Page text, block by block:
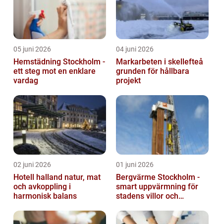
05 juni 2026
Hemstädning Stockholm -
ett steg mot en enklare
vardag
04 juni 2026
Markarbeten i skellefteå
grunden för hållbara
projekt
02 juni 2026
Hotell halland natur, mat
och avkoppling i
harmonisk balans
01 juni 2026
Bergvärme Stockholm -
smart uppvärmning för
stadens villor och